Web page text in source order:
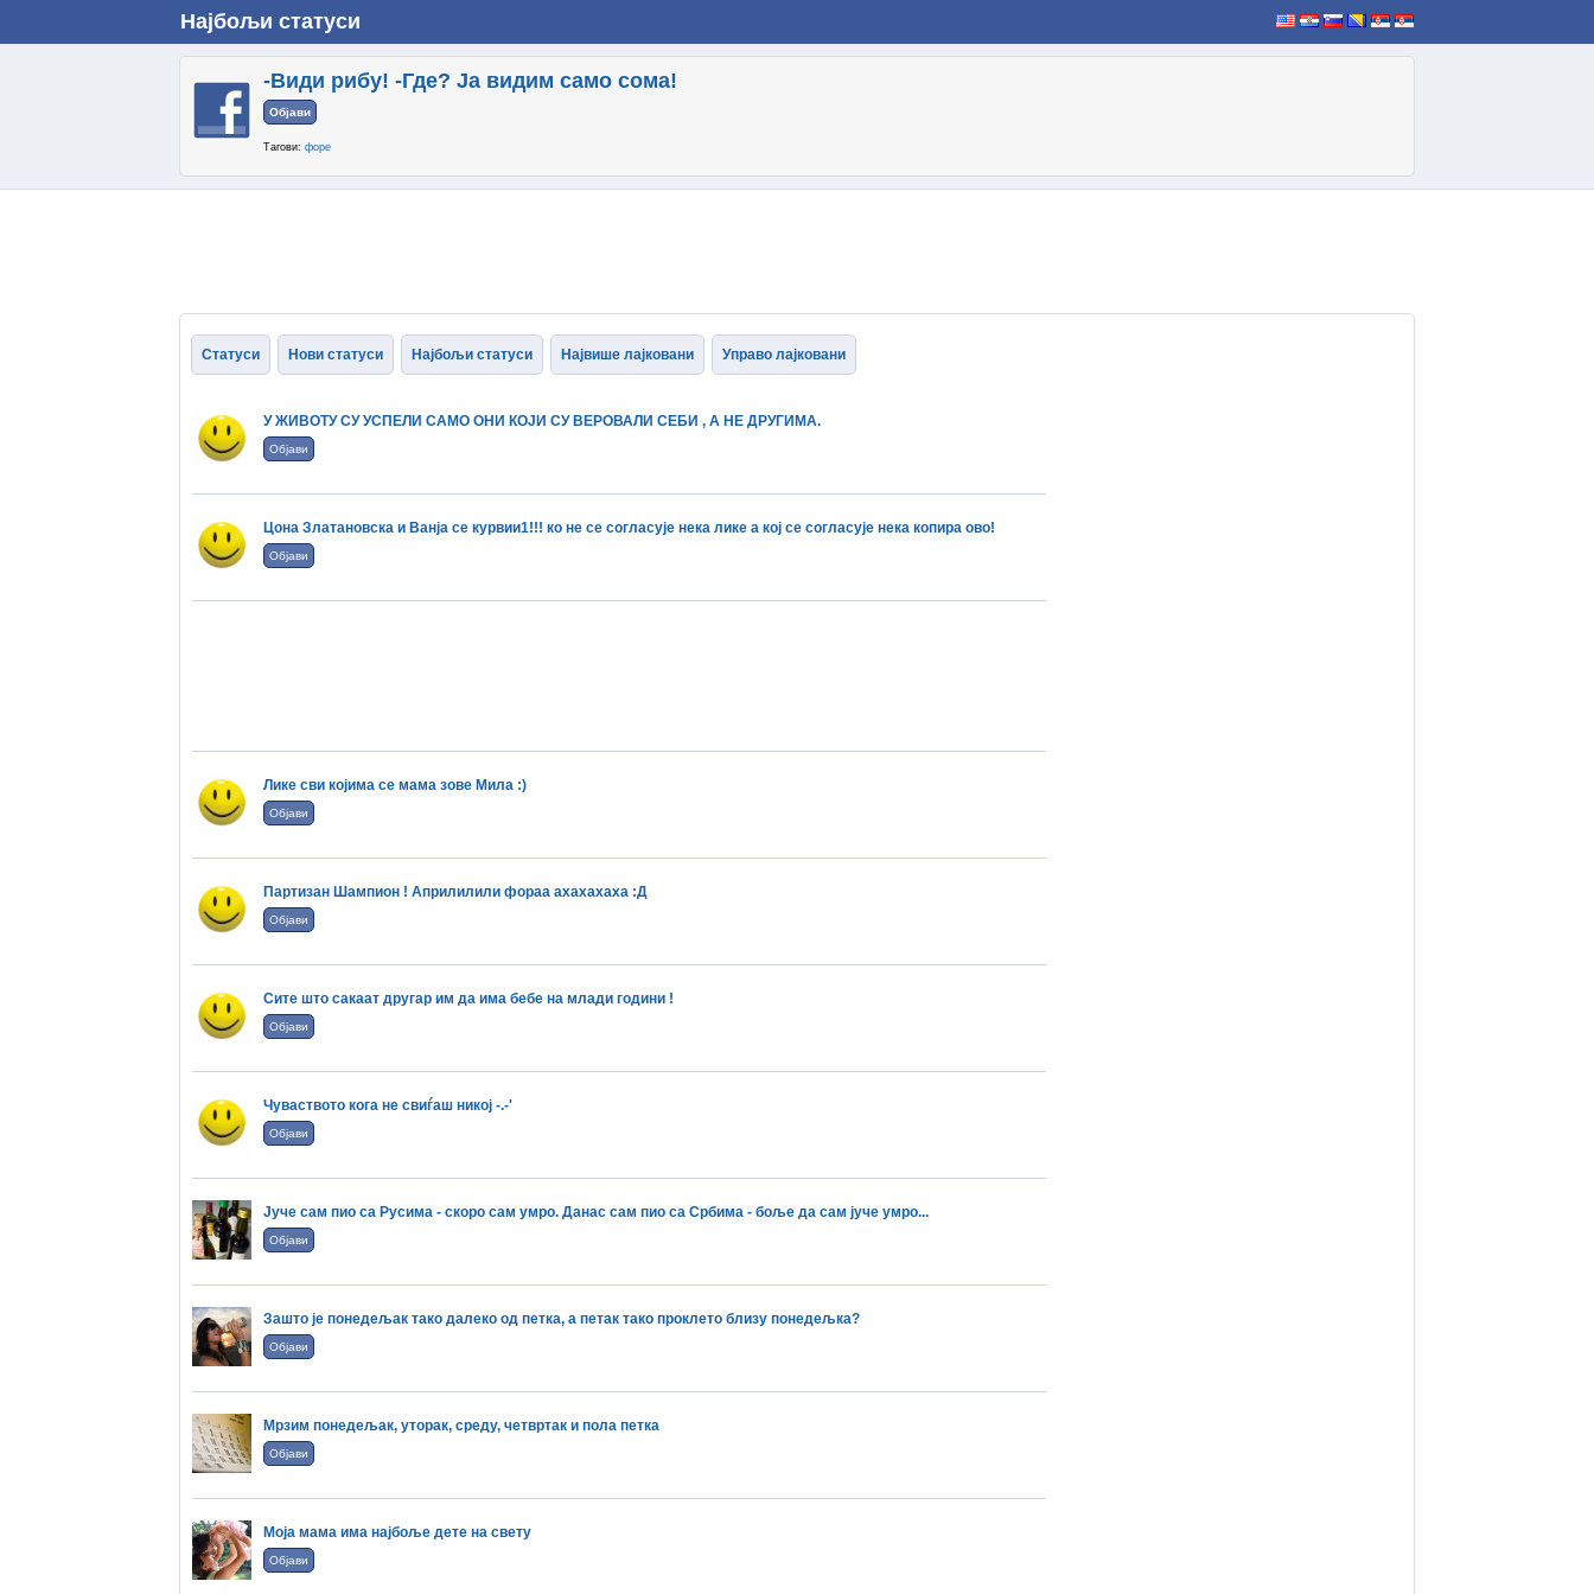
Најбољи статуси
-Види рибу! -Где? Ја видим само сома!
Објави
Тагови: форе
Статуси Нови статуси Најбољи статуси Највише лајковани Управо лајковани
У ЖИВОТУ СУ УСПЕЛИ САМО ОНИ КОЈИ СУ ВЕРОВАЛИ СЕБИ , А НЕ ДРУГИМА.
Објави
Цона Златановска и Ванја се курвии1!!! ко не се согласује нека лике а кој се согласује нека копира ово!
Објави
Лике сви којима се мама зове Мила :)
Објави
Партизан Шампион ! Априлилили фораа ахахахаха :Д
Објави
Сите што сакаат другар им да има бебе на млади години !
Објави
Чуваството кога не свиѓаш никој -.-'
Објави
Јуче сам пио са Русима - скоро сам умро. Данас сам пио са Србима - боље да сам јуче умро...
Објави
Зашто је понедељак тако далеко од петка, а петак тако проклето близу понедељка?
Објави
Мрзим понедељак, уторак, среду, четвртак и пола петка
Објави
Моја мама има најбоље дете на свету
Објави